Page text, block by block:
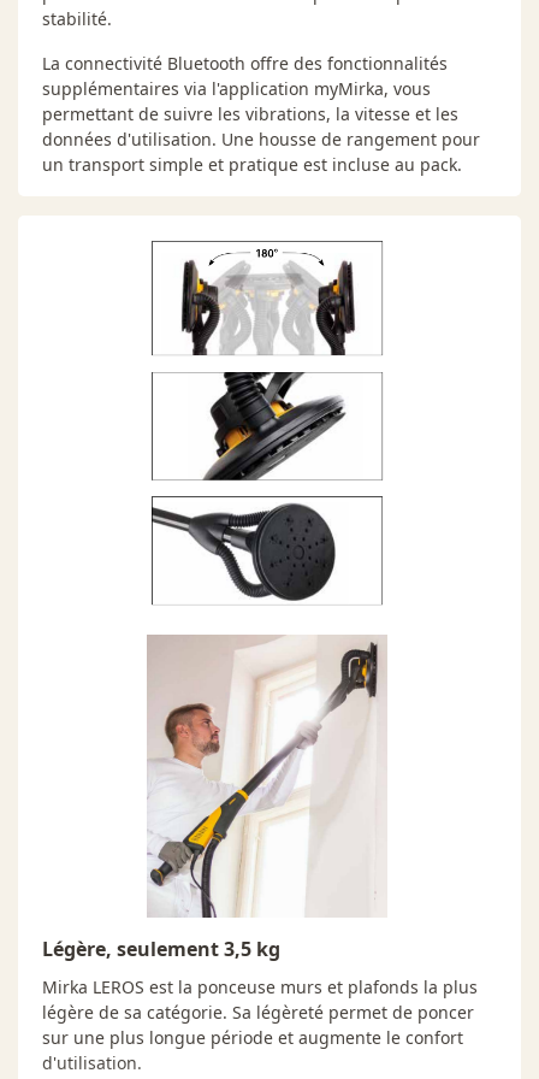
stabilité.
La connectivité Bluetooth offre des fonctionnalités
supplémentaires via l'application myMirka, vous
permettant de suivre les vibrations, la vitesse et les
données d'utilisation. Une housse de rangement pour
un transport simple et pratique est incluse au pack.
Légère, seulement 3,5 kg
Mirka LEROS est la ponceuse murs et plafonds la plus
légère de sa catégorie. Sa légèreté permet de poncer
sur une plus longue période et augmente le confort
d'utilisation.